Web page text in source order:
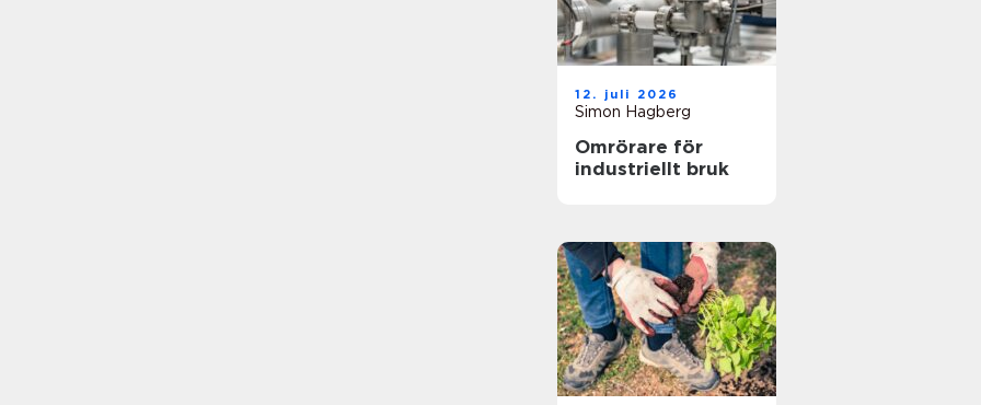
12. juli 2026
Simon Hagberg
Omrörare för
industriellt bruk